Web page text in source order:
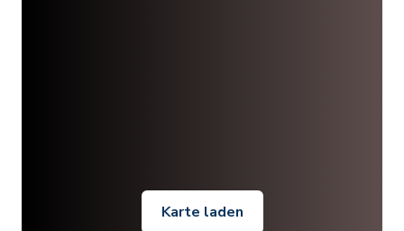
Karte laden